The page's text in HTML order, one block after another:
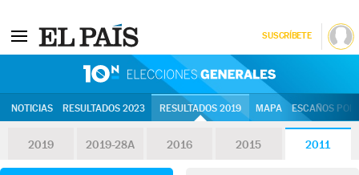
SUSCRÍBETE
NOTICIAS RESULTADOS 2023 RESULTADOS 2019 MAPA ESCAÑOS
2019 2019-28A 2016 2015 2011